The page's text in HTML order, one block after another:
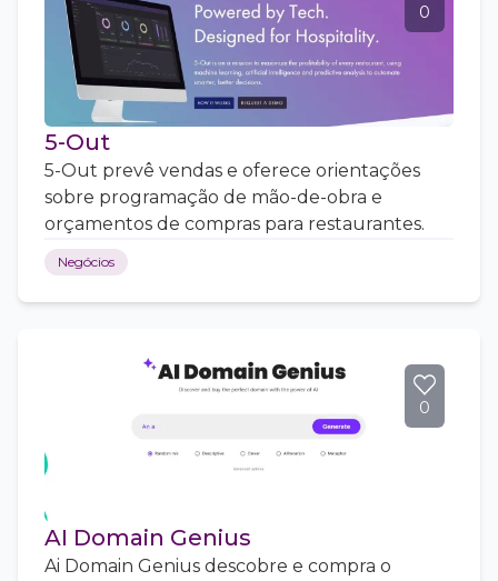
0
5-Out
5-Out prevê vendas e oferece orientações
sobre programação de mão-de-obra e
orçamentos de compras para restaurantes.
Negócios
0
AI Domain Genius
Ai Domain Genius descobre e compra o